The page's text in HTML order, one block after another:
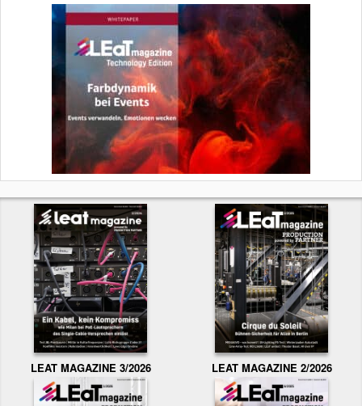
LEAT MAGAZINE 3/2026 LEAT MAGAZINE 2/2026